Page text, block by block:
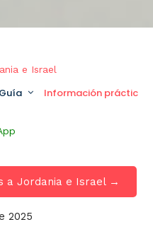
e Israel
Guía Información práctica
a Jordania e Israel →
2025